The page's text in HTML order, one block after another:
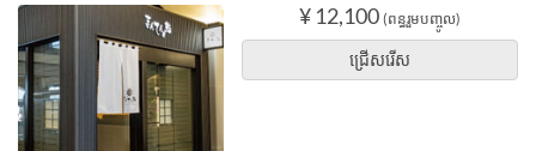
¥ 12,100 (ពន្ធរួមបញ្ចូល)
ជ្រើសរើស